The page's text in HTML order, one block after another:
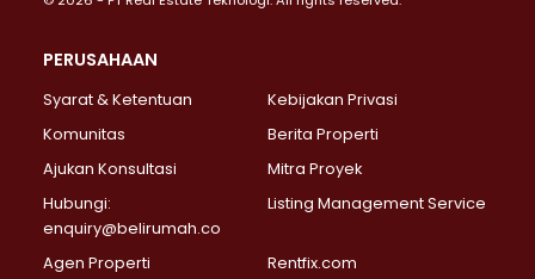
Properti Dijual di Jakarta Selatan >
Properti Dijual di Lebak Bulus >
Properti Dijual di Gandaria Selatan >
Properti Dijual di Pondok Labu >
Properti Dijual di Lenteng Agung >
Properti Dijual di Senayan >
Properti Dijual di Pondok Pinang >
PERUSAHAAN
Syarat & Ketentuan
Kebijakan Privasi
Komunitas
Berita Properti
Ajukan Konsultasi
Mitra Proyek
Hubungi:
enquiry@belirumah.co
Listing Management Service
Agen Properti Rentfix.com